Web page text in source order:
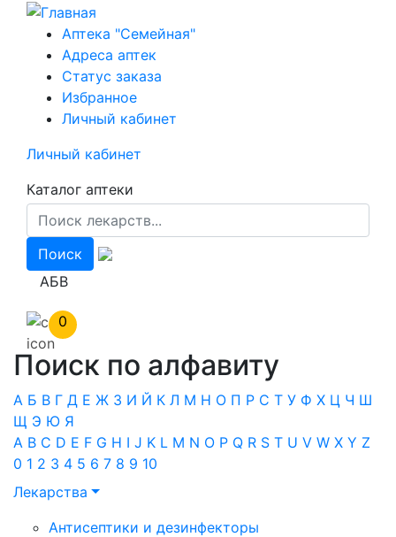
Перейти
основному
содержанию
Аптека "Семейная"
Адреса аптек
Статус заказа
Избранное
Личный кабинет
Личный кабинет
Каталог аптеки
АБВ
0
Поиск по алфавиту
А Б В Г Д Е Ж З И Й К Л М Н О П Р С Т У Ф Х Ц Ч Ш
Щ Э Ю Я
A B C D E F G H I J K L M N O P Q R S T U V W X Y Z
0 1 2 3 4 5 6 7 8 9 10
Лекарства
Антисептики и дезинфекторы